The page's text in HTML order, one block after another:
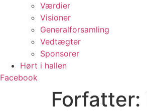
Værdier
Visioner
Generalforsamling
Vedtægter
Sponsorer
Hørt i hallen
Facebook
Forfatter: